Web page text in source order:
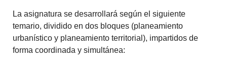
La asignatura se desarrollará según el siguiente
temario, dividido en dos bloques (planeamiento
urbanístico y planeamiento territorial), impartidos de
forma coordinada y simultánea: